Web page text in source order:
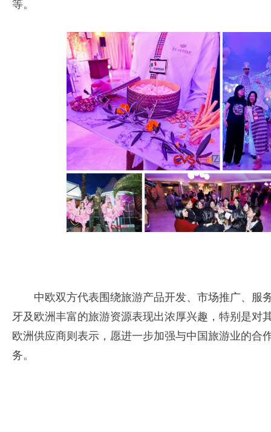
等。
中欧双方代表围绕旅游产品开发、市场推广、服
牙及欧洲丰富的旅游资源表现出浓厚兴趣，特别是对
欧洲供应商则表示，愿进一步加强与中国旅游业的合
务。